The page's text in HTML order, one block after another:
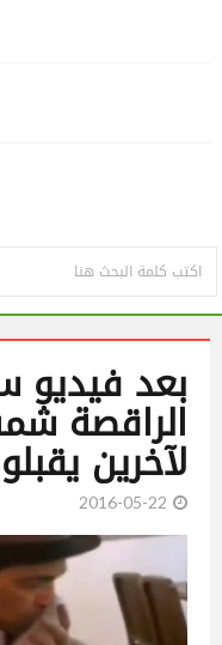
بعد فيديو
الراقصة
لآخرين
2016-05-22